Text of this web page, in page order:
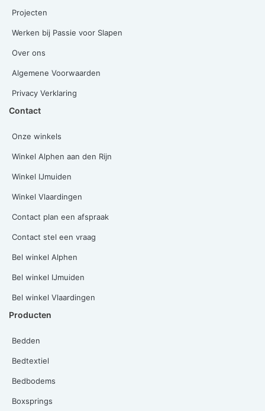
Projecten
Werken bij Passie voor Slapen
Over ons
Algemene Voorwaarden
Privacy Verklaring
Contact
Onze winkels
Winkel Alphen aan den Rijn
Winkel IJmuiden
Winkel Vlaardingen
Contact plan een afspraak
Contact stel een vraag
Bel winkel Alphen
Bel winkel IJmuiden
Bel winkel Vlaardingen
Producten
Bedden
Bedtextiel
Bedbodems
Boxsprings